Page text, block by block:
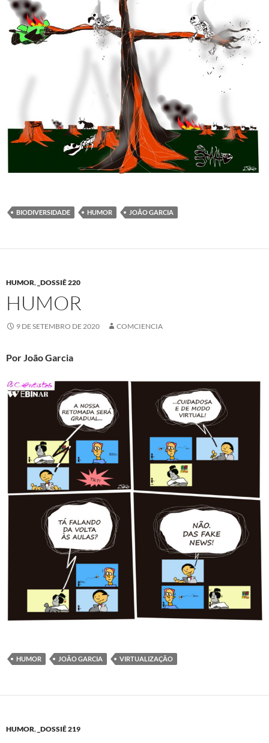
BIODIVERSIDADE HUMOR JOÃO GARCIA
HUMOR, _DOSSIÊ 220
HUMOR
9 DE SETEMBRO DE 2020 COMCIENCIA
Por João Garcia
HUMOR JOÃO GARCIA VIRTUALIZAÇÃO
HUMOR, _DOSSIÊ 219